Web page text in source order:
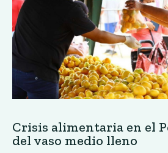
Crisis alimentaria en el
del vaso medio lleno